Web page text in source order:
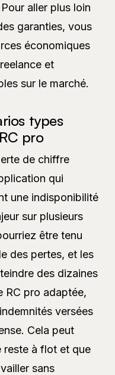
aller plus loin
garanties, vous
économiques
et
sur le marché.
types
pro
de chiffre
qui
une indisponibilité
sur plusieurs
être tenu
des pertes, et les
des dizaines
RC pro adaptée,
versées
Cela peut
reste à flot et que
sans